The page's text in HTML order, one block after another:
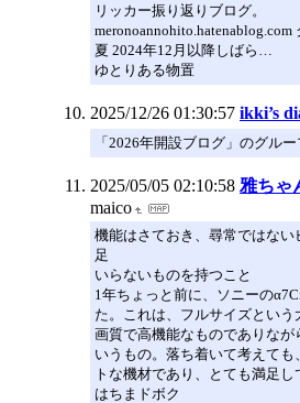
リッカー振り返りブログ。
夏 2024年12月以降しばら…
ゆとりある物置
2025/12/26 01:30:57 ikki’s
「2026年開設ブログ」のグルー
2025/05/05 02:10:58 雅ちゃ
maico
機能はさておき、尋常ではな
足
いらないものを持つこと
1年ちょっと前に、ソニーの
た。これは、フルサイズとい
画質で高機能なものでありなが
いうもの。落ち着いて考えても
トな機材であり、とても満足
はちまドボク